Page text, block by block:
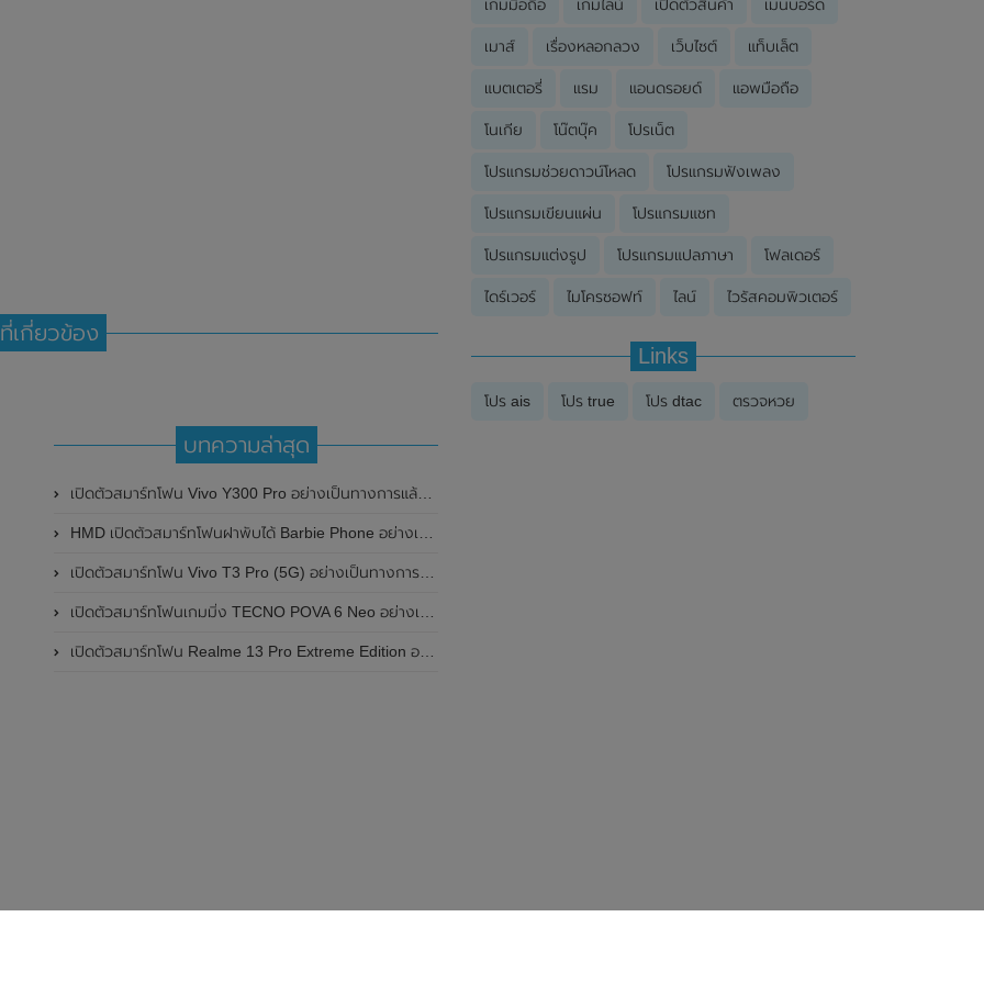
เกี่ยวข้อง
บทความล่าสุด
เปิดตัวสมาร์ทโฟน Vivo Y300 Pro อย่างเป็นทางการแล้วในประเทศจีน มาพร้อมดีไซน์พรีเมี่ยม ทนทาน และแบตเตอรี่สุดอึดขนาดใหญ่ 6,500mAh พร้อมรองรับการชาร์จไว 80W
HMD เปิดตัวสมาร์ทโฟนฝาพับได้ Barbie Phone อย่างเป็นทางการแล้ว มาพร้อมธีมสีชมพูสดใส
เปิดตัวสมาร์ทโฟน Vivo T3 Pro (5G) อย่างเป็นทางการแล้วในประเทศอินเดีย
เปิดตัวสมาร์ทโฟนเกมมิ่ง TECNO POVA 6 Neo อย่างเป็นทางการแล้วในประเทศไทย ในราคา 8,499 บาท
เปิดตัวสมาร์ทโฟน Realme 13 Pro Extreme Edition อย่างเป็นทางการแล้วในประเทศจีน
เกมมือถือ เกมไลน์ เปิดตัวสินค้า เมนบอร์ด
เมาส์ เรื่องหลอกลวง เว็บไซต์ แท็บเล็ต
แบตเตอรี่ แรม แอนดรอยด์ แอพมือถือ
โนเกีย โน๊ตบุ๊ค โปรเน็ต
โปรแกรมช่วยดาวน์โหลด โปรแกรมฟังเพลง
โปรแกรมเขียนแผ่น โปรแกรมแชท
โปรแกรมแต่งรูป โปรแกรมแปลภาษา โฟลเดอร์
ไดร์เวอร์ ไมโครซอฟท์ ไลน์ ไวรัสคอมพิวเตอร์
Links
โปร ais โปร true โปร dtac ตรวจหวย